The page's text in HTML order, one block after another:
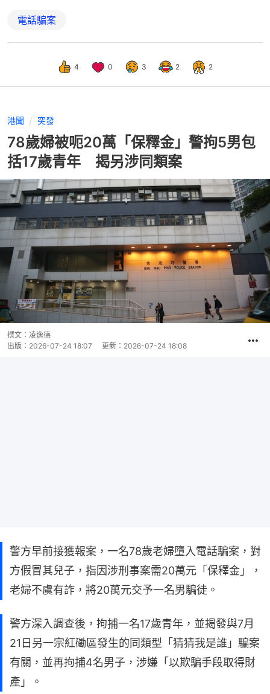
電話騙案
4 0 3 2 2
港聞 突發
78歲婦被呃20萬「保釋金」警拘5男包
括17歲青年 揭另涉同類案
撰文： 凌逸德
出版： 2026-07-24 18:07 更新： 2026-07-24 18:08
警方早前接獲報案，一名78歲老婦墮入電話騙案，對
方假冒其兒子，指因涉刑事案需20萬元「保釋金」，
老婦不虞有詐，將20萬元交予一名男騙徒。
警方深入調查後，拘捕一名17歲青年，並揭發與7月
21日另一宗紅磡區發生的同類型「猜猜我是誰」騙案
有關，並再拘捕4名男子，涉嫌「以欺騙手段取得財
產」。